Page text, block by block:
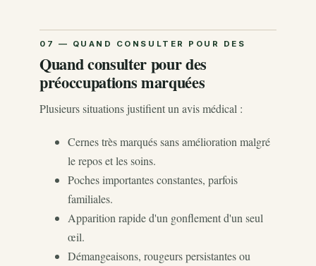
Quand consulter pour des
préoccupations marquées
Plusieurs situations justifient un avis médical :
Cernes très marqués sans amélioration malgré
le repos et les soins.
Poches importantes constantes, parfois
familiales.
Apparition rapide d'un gonflement d'un seul
œil.
Démangeaisons, rougeurs persistantes ou